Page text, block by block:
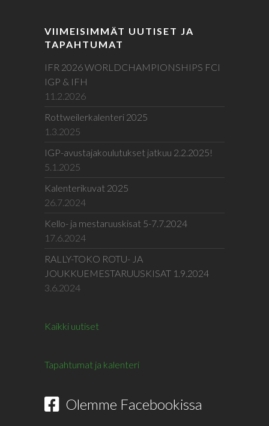
VIIMEISIMMÄT UUTISET JA
TAPAHTUMAT
IFR 2026 WORLDCHAMPIONSHIPS FCI
IGP & IFH
11.2.2026
Rottweilerkalenteri 2025
1.3.2025
IGP-avustajakoulutukset jatkuu 2.2.2025!
5.1.2025
Kalenterikuvat 2025
26.7.2024
Kello- ja mestaruuskisat 5-7.7.2024
17.6.2024
RALLY-TOKO ROTU- JA
JOUKKUEMESTARUUSKISAT 1.9.2024
3.6.2024
Kaikki uutiset
Tapahtumat ja kalenteri
Olemme Facebookissa